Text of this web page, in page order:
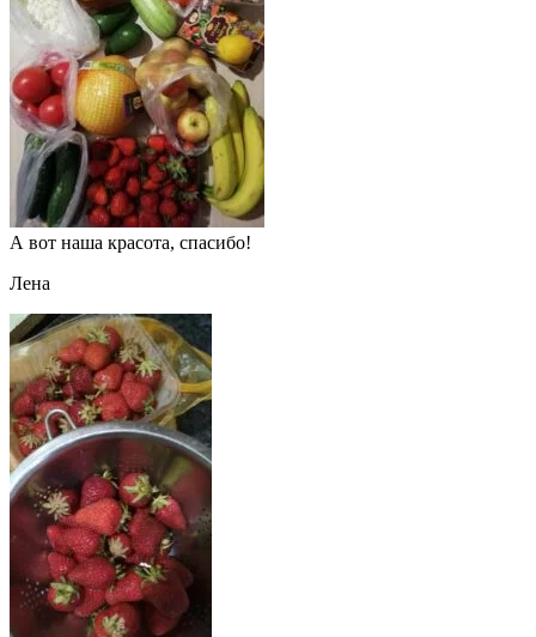
А вот наша красота, спасибо!
Лена